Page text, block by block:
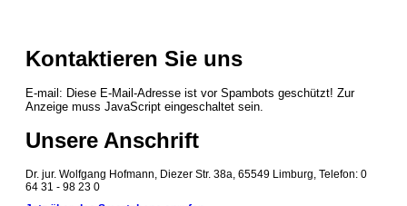
Kontaktieren Sie uns
E-mail: Diese E-Mail-Adresse ist vor Spambots geschützt! Zur
Anzeige muss JavaScript eingeschaltet sein.
Unsere Anschrift
Dr. jur. Wolfgang Hofmann, Diezer Str. 38a, 65549 Limburg, Telefon: 0
64 31 - 98 23 0